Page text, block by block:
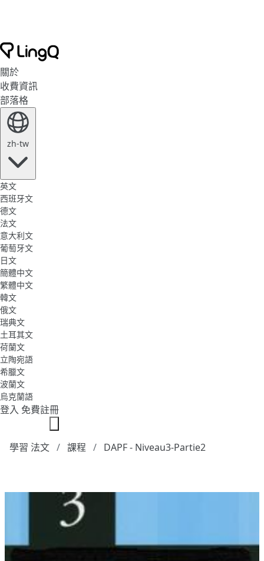
關於
收費資訊
部落格
zh-tw
英文
西班牙文
德文
法文
意大利文
葡萄牙文
日文
簡體中文
繁體中文
韓文
俄文
瑞典文
土耳其文
荷蘭文
立陶宛語
希臘文
波蘭文
烏克蘭語
登入 免費註冊
學習 法文 課程 DAPF - Niveau3-Partie2